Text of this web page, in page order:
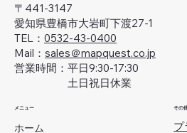
〒441-3147
愛知県豊橋市大岩町下渡27-1
TEL： 0532-43-0400
Mail： sales＠mapquest.co.jp
営業時間：平日9:30-17:30
土日祝日休業
メニュー
ホーム
その
プ